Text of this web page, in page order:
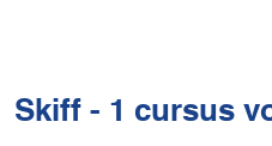
Skiff - 1 cursus